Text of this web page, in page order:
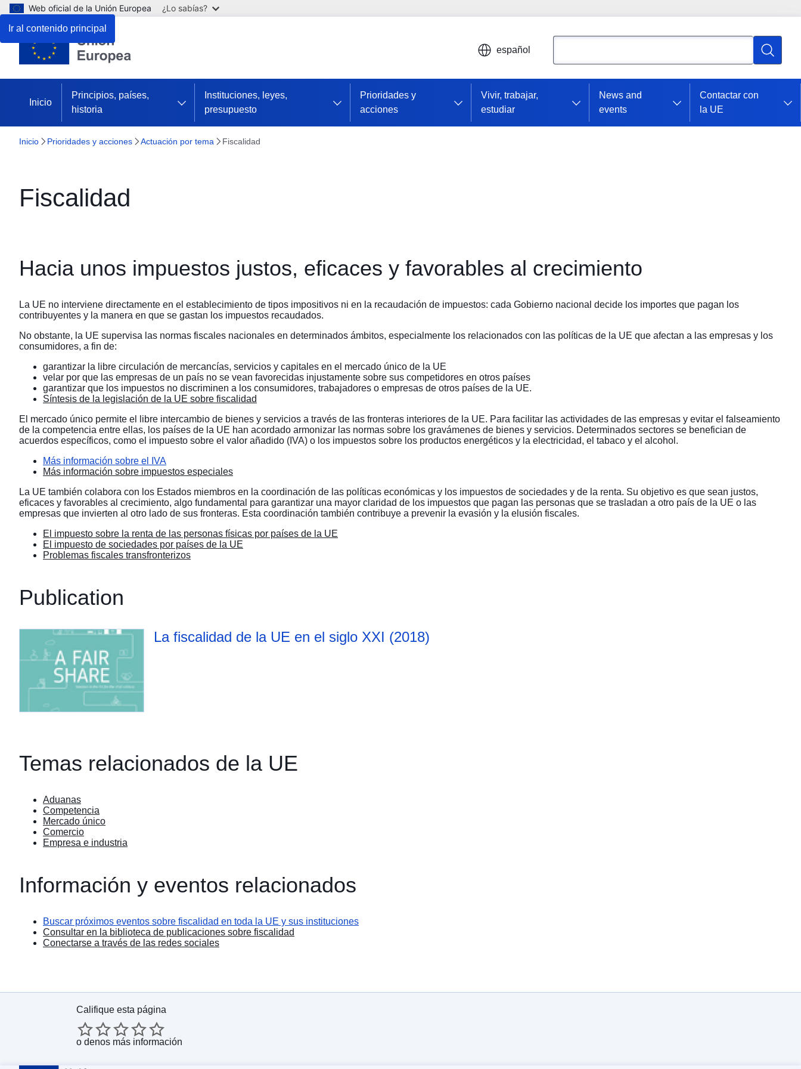
Ir al contenido principal
Web oficial de la Unión Europea ¿Lo sabías?
español
Inicio
Principios, países,
historia
Instituciones, leyes,
presupuesto
Prioridades y
acciones
Vivir, trabajar,
estudiar
News and
events
Contactar con
la UE
Inicio Prioridades y acciones Actuación por tema Fiscalidad
Fiscalidad
Hacia unos impuestos justos, eficaces y favorables al crecimiento
La UE no interviene directamente en el establecimiento de tipos impositivos ni en la recaudación de impuestos: cada Gobierno nacional decide los importes que pagan los
contribuyentes y la manera en que se gastan los impuestos recaudados.
No obstante, la UE supervisa las normas fiscales nacionales en determinados ámbitos, especialmente los relacionados con las políticas de la UE que afectan a las empresas y los
consumidores, a fin de:
garantizar la libre circulación de mercancías, servicios y capitales en el mercado único de la UE
velar por que las empresas de un país no se vean favorecidas injustamente sobre sus competidores en otros países
garantizar que los impuestos no discriminen a los consumidores, trabajadores o empresas de otros países de la UE.
Síntesis de la legislación de la UE sobre fiscalidad
El mercado único permite el libre intercambio de bienes y servicios a través de las fronteras interiores de la UE. Para facilitar las actividades de las empresas y evitar el falseamiento
de la competencia entre ellas, los países de la UE han acordado armonizar las normas sobre los gravámenes de bienes y servicios. Determinados sectores se benefician de
acuerdos específicos, como el impuesto sobre el valor añadido (IVA) o los impuestos sobre los productos energéticos y la electricidad, el tabaco y el alcohol.
Más información sobre el IVA
Más información sobre impuestos especiales
La UE también colabora con los Estados miembros en la coordinación de las políticas económicas y los impuestos de sociedades y de la renta. Su objetivo es que sean justos,
eficaces y favorables al crecimiento, algo fundamental para garantizar una mayor claridad de los impuestos que pagan las personas que se trasladan a otro país de la UE o las
empresas que invierten al otro lado de sus fronteras. Esta coordinación también contribuye a prevenir la evasión y la elusión fiscales.
El impuesto sobre la renta de las personas físicas por países de la UE
El impuesto de sociedades por países de la UE
Problemas fiscales transfronterizos
Publication
La fiscalidad de la UE en el siglo XXI (2018)
Temas relacionados de la UE
Aduanas
Competencia
Mercado único
Comercio
Empresa e industria
Información y eventos relacionados
Buscar próximos eventos sobre fiscalidad en toda la UE y sus instituciones
Consultar en la biblioteca de publicaciones sobre fiscalidad
Conectarse a través de las redes sociales
Califique esta página
o denos más información